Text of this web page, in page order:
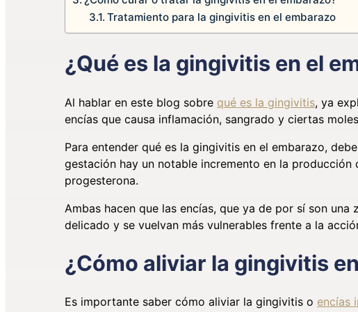
Tratamiento para la gingivitis en el embarazo
¿Qué es la gingivitis en el
Al hablar en este blog sobre qué es la gingivitis, ya
encías que causa inflamación, sangrado y ciertas
Para entender qué es la gingivitis en el embarazo,
gestación hay un notable incremento en la
progesterona.
Ambas hacen que las encías, que ya de por sí son
delicado y se vuelvan más vulnerables frente a la
¿Cómo aliviar la gingivitis
Es importante saber cómo aliviar la gingivitis o encías